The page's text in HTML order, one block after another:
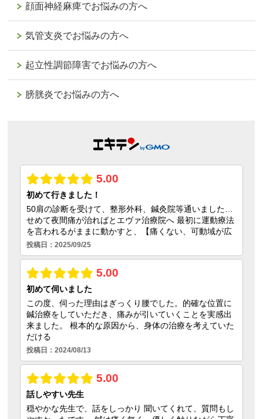
顔面神経麻痺でお悩みの方へ
気管支炎でお悩みの方へ
起立性調節障害でお悩みの方へ
膀胱炎でお悩みの方へ